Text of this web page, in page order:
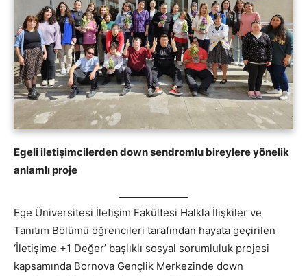
Egeli iletişimcilerden down sendromlu bireylere yönelik
anlamlı proje
Ege Üniversitesi İletişim Fakültesi Halkla İlişkiler ve
Tanıtım Bölümü öğrencileri tarafından hayata geçirilen
‘İletişime +1 Değer’ başlıklı sosyal sorumluluk projesi
kapsamında Bornova Gençlik Merkezinde down